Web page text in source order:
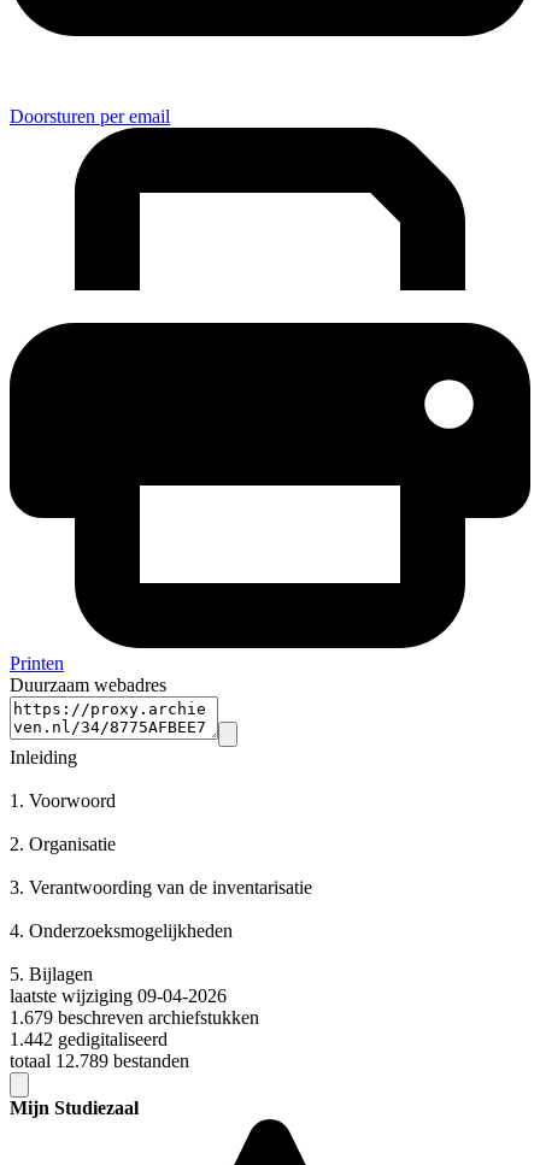
Doorsturen per email
Printen
Duurzaam webadres
Inleiding
1. Voorwoord
2. Organisatie
3. Verantwoording van de inventarisatie
4. Onderzoeksmogelijkheden
5. Bijlagen
laatste wijziging 09-04-2026
1.679 beschreven archiefstukken
1.442 gedigitaliseerd
totaal 12.789 bestanden
Mijn Studiezaal